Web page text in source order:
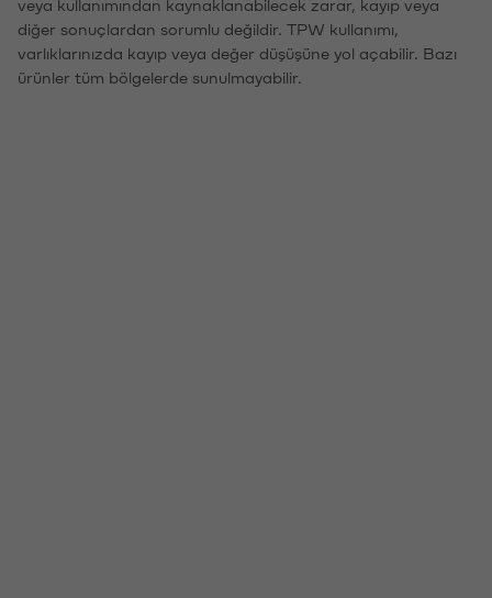
veya kullanımından kaynaklanabilecek zarar, kayıp veya
diğer sonuçlardan sorumlu değildir. TPW kullanımı,
varlıklarınızda kayıp veya değer düşüşüne yol açabilir. Bazı
ürünler tüm bölgelerde sunulmayabilir.